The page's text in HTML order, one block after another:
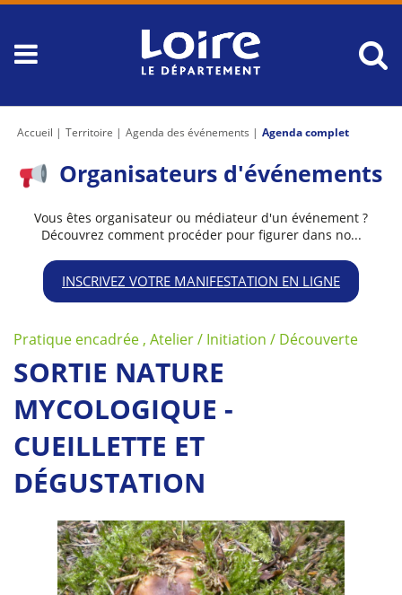
Accueil Territoire Agenda des événements Agenda complet
Organisateurs d'événements
Vous êtes organisateur ou médiateur d'un événement ?
Découvrez comment procéder pour figurer dans no...
INSCRIVEZ VOTRE MANIFESTATION EN LIGNE
Pratique encadrée , Atelier / Initiation / Découverte
SORTIE NATURE
MYCOLOGIQUE -
CUEILLETTE ET
DÉGUSTATION